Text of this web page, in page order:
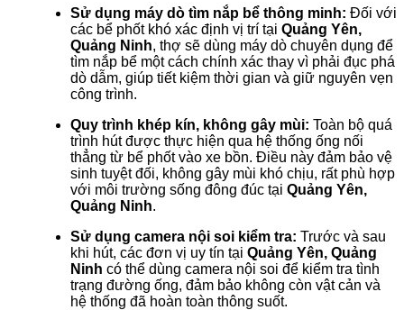
Sử dụng máy dò tìm nắp bể thông minh: Đối với
các bể phốt khó xác định vị trí tại Quảng Yên,
Quảng Ninh, thợ sẽ dùng máy dò chuyên dụng để
tìm nắp bể một cách chính xác thay vì phải đục phá
dò dẫm, giúp tiết kiệm thời gian và giữ nguyên vẹn
công trình.
Quy trình khép kín, không gây mùi: Toàn bộ quá
trình hút được thực hiện qua hệ thống ống nối
thẳng từ bể phốt vào xe bồn. Điều này đảm bảo vệ
sinh tuyệt đối, không gây mùi khó chịu, rất phù hợp
với môi trường sống đông đúc tại Quảng Yên,
Quảng Ninh.
Sử dụng camera nội soi kiểm tra: Trước và sau
khi hút, các đơn vị uy tín tại Quảng Yên, Quảng
Ninh có thể dùng camera nội soi để kiểm tra tình
trạng đường ống, đảm bảo không còn vật cản và
hệ thống đã hoàn toàn thông suốt.